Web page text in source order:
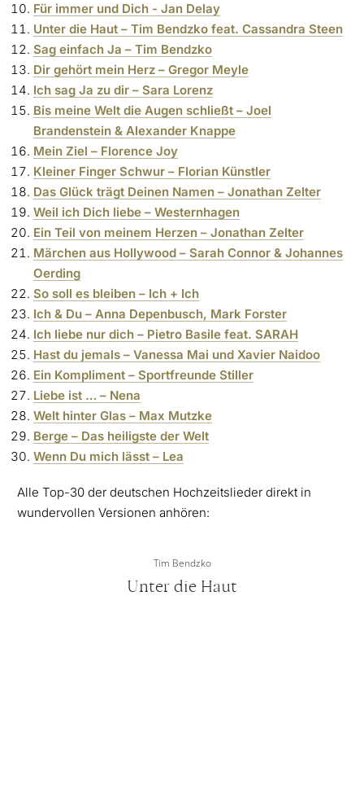
Für immer und Dich - Jan Delay
Unter die Haut – Tim Bendzko feat. Cassandra Steen
Sag einfach Ja – Tim Bendzko
Dir gehört mein Herz – Gregor Meyle
Ich sag Ja zu dir – Sara Lorenz
Bis meine Welt die Augen schließt – Joel
Brandenstein & Alexander Knappe
Mein Ziel – Florence Joy
Kleiner Finger Schwur – Florian Künstler
Das Glück trägt Deinen Namen – Jonathan Zelter
Weil ich Dich liebe – Westernhagen
Ein Teil von meinem Herzen – Jonathan Zelter
Märchen aus Hollywood – Sarah Connor & Johannes
Oerding
So soll es bleiben – Ich + Ich
Ich & Du – Anna Depenbusch, Mark Forster
Ich liebe nur dich – Pietro Basile feat. SARAH
Hast du jemals – Vanessa Mai und Xavier Naidoo
Ein Kompliment – Sportfreunde Stiller
Liebe ist … – Nena
Welt hinter Glas – Max Mutzke
Berge – Das heiligste der Welt
Wenn Du mich lässt – Lea
Alle Top-30 der deutschen Hochzeitslieder direkt in
wundervollen Versionen anhören:
Tim Bendzko
Unter die Haut